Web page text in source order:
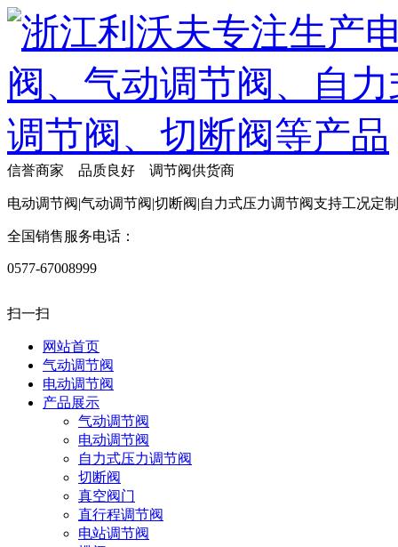
信誉商家 品质良好 调节阀供货商
电动调节阀|气动调节阀|切断阀|自力式压力调节阀支持工况定制
全国销售服务电话：
0577-67008999
扫一扫
网站首页
气动调节阀
电动调节阀
产品展示
气动调节阀
电动调节阀
自力式压力调节阀
切断阀
真空阀门
直行程调节阀
电站调节阀